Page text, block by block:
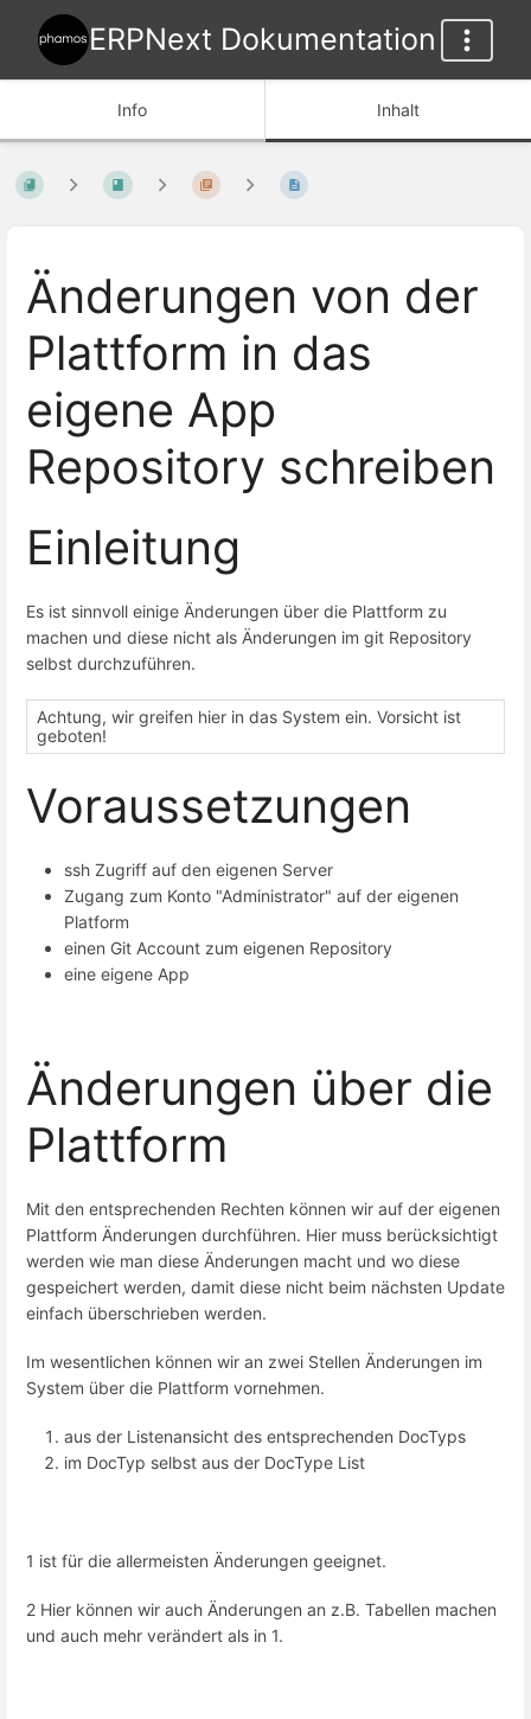
ERPNext Dokumentation
Info Inhalt
Änderungen von der
Plattform in das
eigene App
Repository schreiben
Einleitung
Es ist sinnvoll einige Änderungen über die Plattform zu
machen und diese nicht als Änderungen im git Repository
selbst durchzuführen.
Achtung, wir greifen hier in das System ein. Vorsicht ist
geboten!
Voraussetzungen
ssh Zugriff auf den eigenen Server
Zugang zum Konto "Administrator" auf der eigenen
Platform
einen Git Account zum eigenen Repository
eine eigene App
Änderungen über die
Plattform
Mit den entsprechenden Rechten können wir auf der eigenen
Plattform Änderungen durchführen. Hier muss berücksichtigt
werden wie man diese Änderungen macht und wo diese
gespeichert werden, damit diese nicht beim nächsten Update
einfach überschrieben werden.
Im wesentlichen können wir an zwei Stellen Änderungen im
System über die Plattform vornehmen.
aus der Listenansicht des entsprechenden DocTyps
im DocTyp selbst aus der DocType List
1 ist für die allermeisten Änderungen geeignet.
2 Hier können wir auch Änderungen an z.B. Tabellen machen
und auch mehr verändert als in 1.